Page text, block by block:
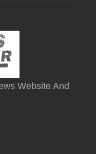
Website And